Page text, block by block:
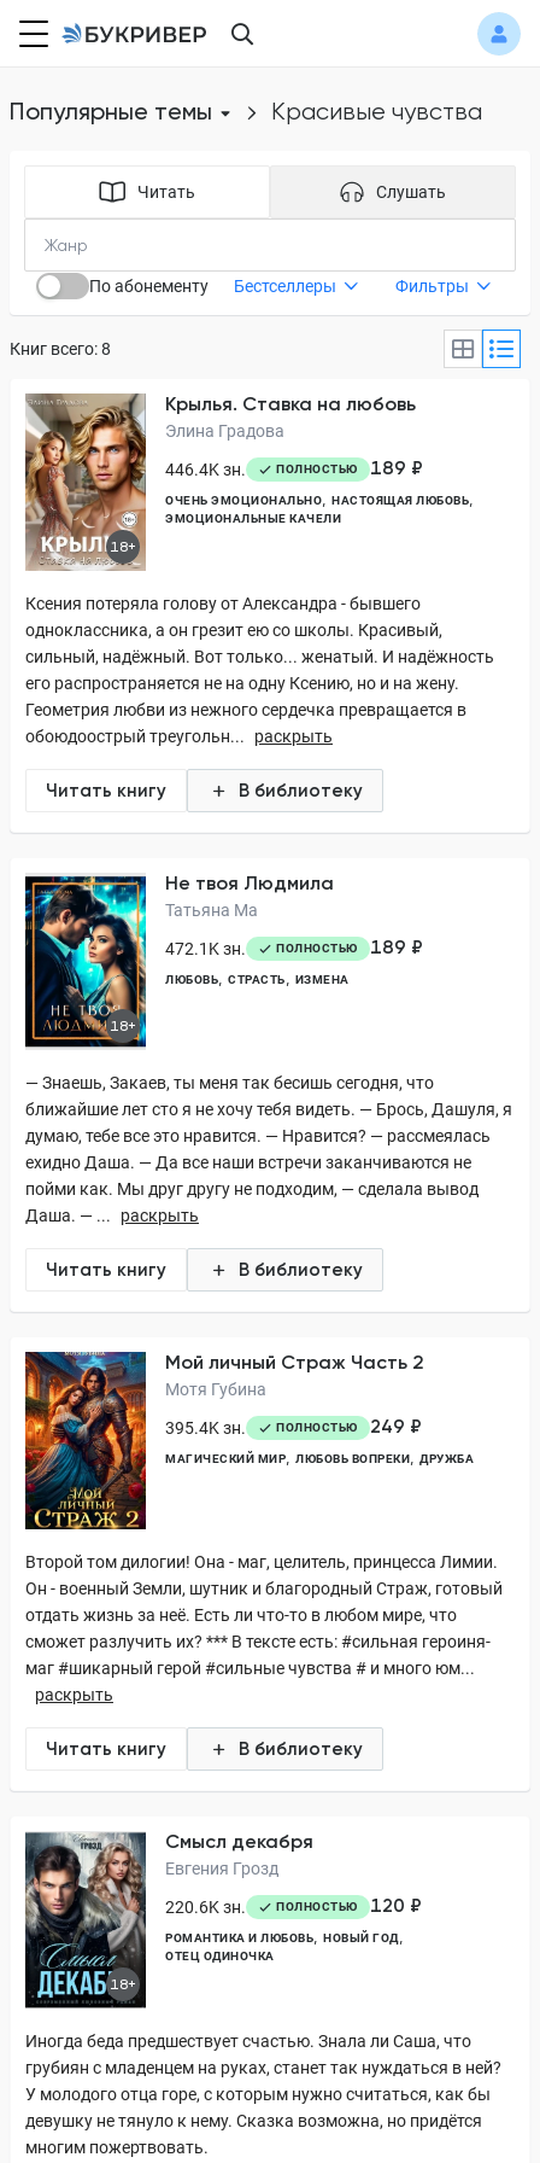
Популярные темы красивые чувства
Читать Слушать
По абонементу Бестселлеры Фильтры
Книг всего: 8
18+
Крылья. Ставка на любовь
Элина Градова
446.4K зн.
ПОЛНОСТЬЮ 189 ₽
ОЧЕНЬ ЭМОЦИОНАЛЬНО
НАСТОЯЩАЯ ЛЮБОВЬ
ЭМОЦИОНАЛЬНЫЕ КАЧЕЛИ
Ксения потеряла голову от Александра - бывшего
одноклассника, а он грезит ею со школы. Красивый,
сильный, надёжный. Вот только... женатый. И надёжность
его распространяется не на одну Ксению, но и на жену.
Геометрия любви из нежного сердечка превращается в
обоюдоострый треугольн...
раскрыть
Читать книгу В библиотеку
18+
Не твоя Людмила
Татьяна Ма
472.1K зн.
ПОЛНОСТЬЮ 189 ₽
ЛЮБОВЬ СТРАСТЬ ИЗМЕНА
— Знаешь, Закаев, ты меня так бесишь сегодня, что
ближайшие лет сто я не хочу тебя видеть. — Брось, Дашуля, я
думаю, тебе все это нравится. — Нравится? — рассмеялась
ехидно Даша. — Да все наши встречи заканчиваются не
пойми как. Мы друг другу не подходим, — сделала вывод
Даша. — ...
раскрыть
Читать книгу В библиотеку
Мой личный Страж Часть 2
Мотя Губина
395.4K зн.
ПОЛНОСТЬЮ 249 ₽
МАГИЧЕСКИЙ МИР ЛЮБОВЬ ВОПРЕКИ ДРУЖБА
Второй том дилогии! Она - маг, целитель, принцесса Лимии.
Он - военный Земли, шутник и благородный Страж, готовый
отдать жизнь за неё. Есть ли что-то в любом мире, что
сможет разлучить их? *** В тексте есть: #сильная героиня-
маг #шикарный герой #сильные чувства # и много юм...
раскрыть
Читать книгу В библиотеку
18+
Смысл декабря
Евгения Грозд
220.6K зн.
ПОЛНОСТЬЮ 120 ₽
РОМАНТИКА И ЛЮБОВЬ
НОВЫЙ ГОД
ОТЕЦ ОДИНОЧКА
Иногда беда предшествует счастью. Знала ли Саша, что
грубиян с младенцем на руках, станет так нуждаться в ней?
У молодого отца горе, с которым нужно считаться, как бы
девушку не тянуло к нему. Сказка возможна, но придётся
многим пожертвовать.